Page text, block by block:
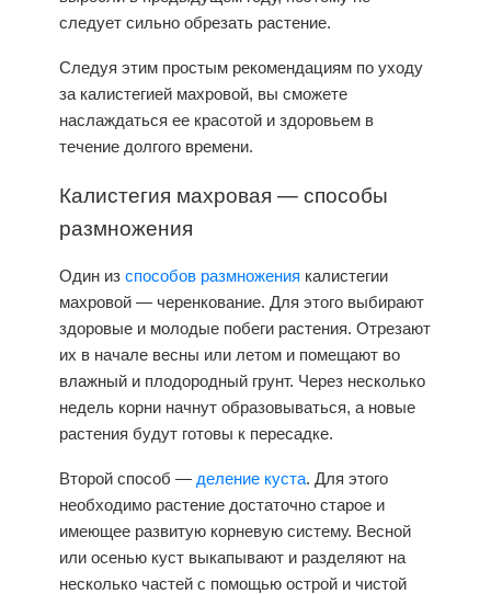
следует сильно обрезать растение.
Следуя этим простым рекомендациям по уходу
за калистегией махровой, вы сможете
наслаждаться ее красотой и здоровьем в
течение долгого времени.
Калистегия махровая — способы
размножения
Один из способов размножения калистегии
махровой — черенкование. Для этого выбирают
здоровые и молодые побеги растения. Отрезают
их в начале весны или летом и помещают во
влажный и плодородный грунт. Через несколько
недель корни начнут образовываться, а новые
растения будут готовы к пересадке.
Второй способ — деление куста. Для этого
необходимо растение достаточно старое и
имеющее развитую корневую систему. Весной
или осенью куст выкапывают и разделяют на
несколько частей с помощью острой и чистой